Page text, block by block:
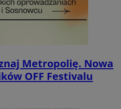
Metropolię. Nowa
OFF Festivalu